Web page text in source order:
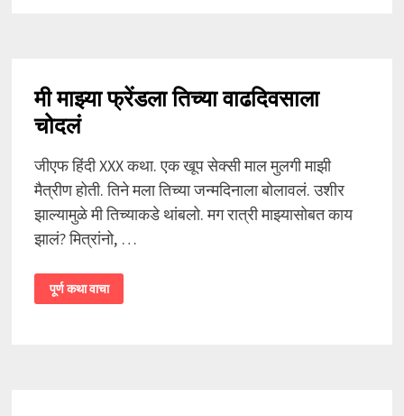
मी माझ्या फ्रेंडला तिच्या वाढदिवसाला
चोदलं
जीएफ हिंदी XXX कथा. एक खूप सेक्सी माल मुलगी माझी
मैत्रीण होती. तिने मला तिच्या जन्मदिनाला बोलावलं. उशीर
झाल्यामुळे मी तिच्याकडे थांबलो. मग रात्री माझ्यासोबत काय
झालं? मित्रांनो, …
मी
माझ्या
फ्रेंडला
पूर्ण कथा वाचा